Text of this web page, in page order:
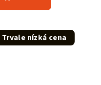
je
z
5
Trvale nízká cena